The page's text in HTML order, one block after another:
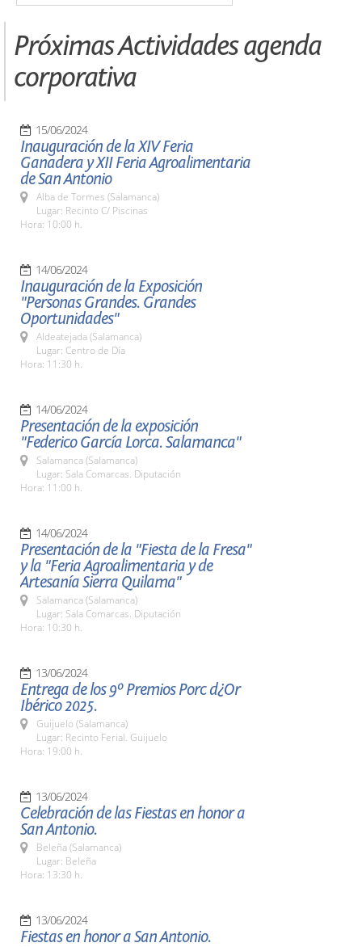
Próximas Actividades agenda
corporativa
15/06/2024
Inauguración de la XIV Feria
Ganadera y XII Feria Agroalimentaria
de San Antonio
Alba de Tormes (Salamanca)
Lugar: Recinto C/ Piscinas
Hora: 10:00 h.
14/06/2024
Inauguración de la Exposición
"Personas Grandes. Grandes
Oportunidades"
Aldeatejada (Salamanca)
Lugar: Centro de Día
Hora: 11:30 h.
14/06/2024
Presentación de la exposición
"Federico García Lorca. Salamanca"
Salamanca (Salamanca)
Lugar: Sala Comarcas. Diputación
Hora: 11:00 h.
14/06/2024
Presentación de la "Fiesta de la Fresa"
y la "Feria Agroalimentaria y de
Artesanía Sierra Quilama"
Salamanca (Salamanca)
Lugar: Sala Comarcas. Diputación
Hora: 10:30 h.
13/06/2024
Entrega de los 9º Premios Porc d¿Or
Ibérico 2025.
Guijuelo (Salamanca)
Lugar: Recinto Ferial. Guijuelo
Hora: 19:00 h.
13/06/2024
Celebración de las Fiestas en honor a
San Antonio.
Beleña (Salamanca)
Lugar: Beleña
Hora: 13:30 h.
13/06/2024
Fiestas en honor a San Antonio.